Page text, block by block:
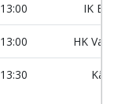
13:00 IK
13:00 HK
13:30